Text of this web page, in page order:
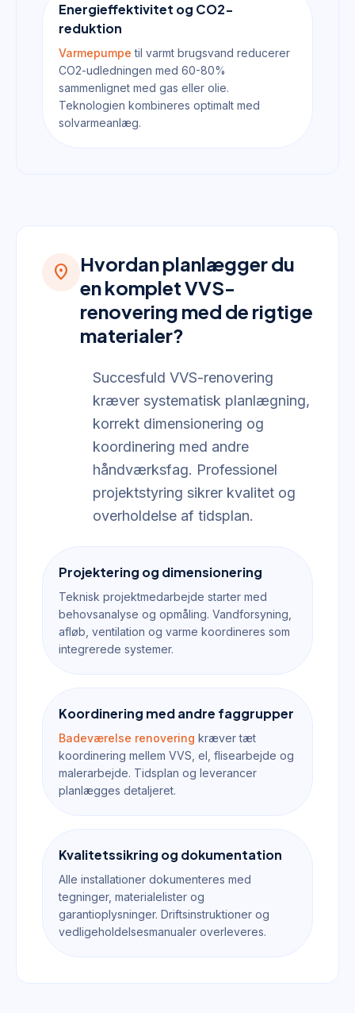
Energieffektivitet og CO2-
reduktion
Varmepumpe til varmt brugsvand reducerer
CO2-udledningen med 60-80%
sammenlignet med gas eller olie.
Teknologien kombineres optimalt med
solvarmeanlæg.
location_on
Hvordan planlægger du
en komplet VVS-
renovering med de rigtige
materialer?
Succesfuld VVS-renovering
kræver systematisk planlægning,
korrekt dimensionering og
koordinering med andre
håndværksfag. Professionel
projektstyring sikrer kvalitet og
overholdelse af tidsplan.
Projektering og dimensionering
Teknisk projektmedarbejde starter med
behovsanalyse og opmåling. Vandforsyning,
afløb, ventilation og varme koordineres som
integrerede systemer.
Koordinering med andre faggrupper
Badeværelse renovering kræver tæt
koordinering mellem VVS, el, flisearbejde og
malerarbejde. Tidsplan og leverancer
planlægges detaljeret.
Kvalitetssikring og dokumentation
Alle installationer dokumenteres med
tegninger, materialelister og
garantioplysninger. Driftsinstruktioner og
vedligeholdelsesmanualer overleveres.